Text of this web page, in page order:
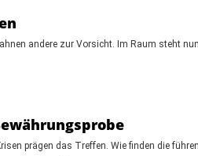
andere zur Vorsicht. Im Raum steht
prägen das Treffen. Wie finden die